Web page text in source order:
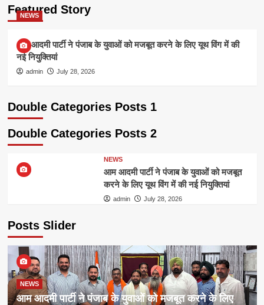
Featured Story
NEWS
आम आदमी पार्टी ने पंजाब के युवाओं को मजबूत करने के लिए यूथ विंग में की
नई नियुक्तियां
admin July 28, 2026
Double Categories Posts 1
Double Categories Posts 2
NEWS
आम आदमी पार्टी ने पंजाब के युवाओं को मजबूत
करने के लिए यूथ विंग में की नई नियुक्तियां
admin July 28, 2026
Posts Slider
NEWS
आम आदमी पार्टी ने पंजाब के युवाओं को मजबूत करने के लिए